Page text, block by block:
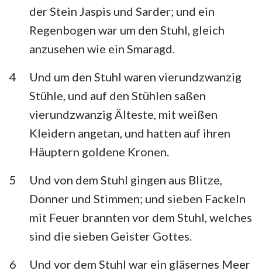
der Stein Jaspis und Sarder; und ein
Regenbogen war um den Stuhl, gleich
anzusehen wie ein Smaragd.
4
Und um den Stuhl waren vierundzwanzig
Stühle, und auf den Stühlen saßen
vierundzwanzig Älteste, mit weißen
Kleidern angetan, und hatten auf ihren
Häuptern goldene Kronen.
5
Und von dem Stuhl gingen aus Blitze,
Donner und Stimmen; und sieben Fackeln
mit Feuer brannten vor dem Stuhl, welches
sind die sieben Geister Gottes.
6
Und vor dem Stuhl war ein gläsernes Meer